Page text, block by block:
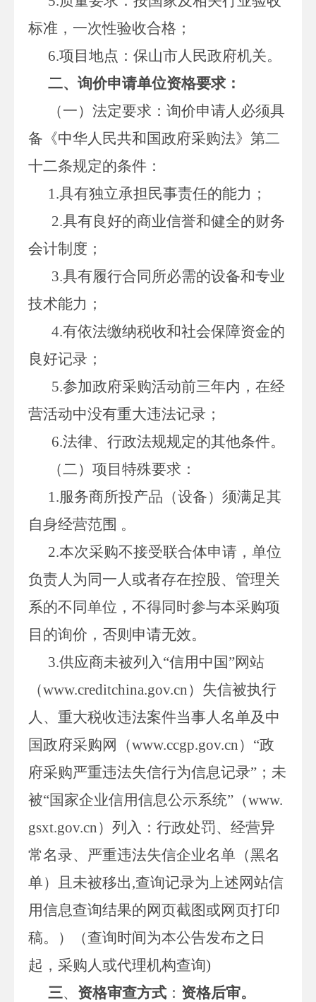
标准，一次性验收合格；
6.项目地点：保山市人民政府机关。
二、询价申请单位资格要求：
（一）法定要求：询价申请人必须具
备《中华人民共和国政府采购法》第二
十二条规定的条件：
1.具有独立承担民事责任的能力；
2.具有良好的商业信誉和健全的财务
会计制度；
3.具有履行合同所必需的设备和专业
技术能力；
4.有依法缴纳税收和社会保障资金的
良好记录；
5.参加政府采购活动前三年内，在经
营活动中没有重大违法记录；
6.法律、行政法规规定的其他条件。
（二）项目特殊要求：
1.服务商所投产品（设备）须满足其
自身经营范围 。
2.本次采购不接受联合体申请，单位
负责人为同一人或者存在控股、管理关
系的不同单位，不得同时参与本采购项
目的询价，否则申请无效。
3.供应商未被列入“信用中国”网站
（www.creditchina.gov.cn）失信被执行
人、重大税收违法案件当事人名单及中
国政府采购网（www.ccgp.gov.cn）“政
府采购严重违法失信行为信息记录”；未
被“国家企业信用信息公示系统”（www.
gsxt.gov.cn）列入：行政处罚、经营异
常名录、严重违法失信企业名单（黑名
单）且未被移出,查询记录为上述网站信
用信息查询结果的网页截图或网页打印
稿。）（查询时间为本公告发布之日
起，采购人或代理机构查询)
三、 资格审查方式 ： 资格后审。